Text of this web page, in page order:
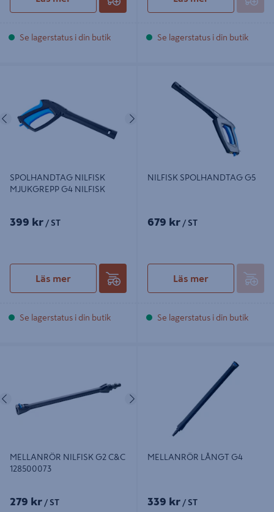
Se lagerstatus i din butik Se lagerstatus i din butik
Föregående
SPOLHANDTAG NILFISK
MJUKGREPP G4 NILFISK
399 kr / ST
Läs mer
Se lagerstatus i din butik
NILFISK SPOLHANDTAG G5
679 kr / ST
Läs mer
Se lagerstatus i din butik
MELLANRÖR NILFISK G2 C&C
128500073
279 kr / ST
MELLANRÖR LÅNGT G4
339 kr / ST